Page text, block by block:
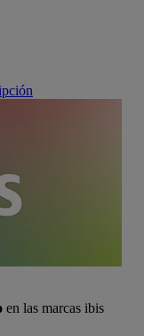
en las marcas ibis